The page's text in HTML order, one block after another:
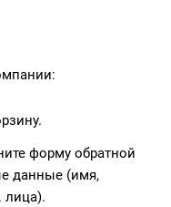
форму обратной
данные (имя,
лица).